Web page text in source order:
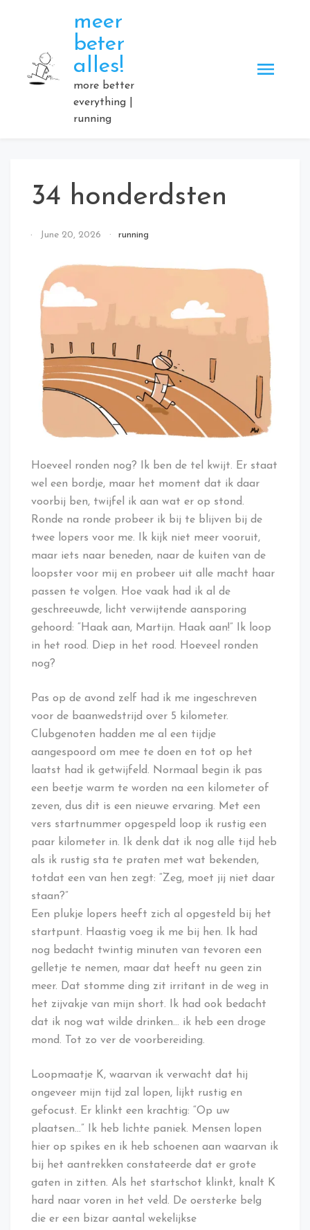
meer
beter
alles!
more better
everything |
running
34 honderdsten
ByJune 20, 2026 running
Hoeveel ronden nog? Ik ben de tel kwijt. Er staat
wel een bordje, maar het moment dat ik daar
voorbij ben, twijfel ik aan wat er op stond.
Ronde na ronde probeer ik bij te blijven bij de
twee lopers voor me. Ik kijk niet meer vooruit,
maar iets naar beneden, naar de kuiten van de
loopster voor mij en probeer uit alle macht haar
passen te volgen. Hoe vaak had ik al de
geschreeuwde, licht verwijtende aansporing
gehoord: “Haak aan, Martijn. Haak aan!” Ik loop
in het rood. Diep in het rood. Hoeveel ronden
nog?
Pas op de avond zelf had ik me ingeschreven
voor de baanwedstrijd over 5 kilometer.
Clubgenoten hadden me al een tijdje
aangespoord om mee te doen en tot op het
laatst had ik getwijfeld. Normaal begin ik pas
een beetje warm te worden na een kilometer of
zeven, dus dit is een nieuwe ervaring. Met een
vers startnummer opgespeld loop ik rustig een
paar kilometer in. Ik denk dat ik nog alle tijd heb
als ik rustig sta te praten met wat bekenden,
totdat een van hen zegt: “Zeg, moet jij niet daar
staan?”
Een plukje lopers heeft zich al opgesteld bij het
startpunt. Haastig voeg ik me bij hen. Ik had
nog bedacht twintig minuten van tevoren een
gelletje te nemen, maar dat heeft nu geen zin
meer. Dat stomme ding zit irritant in de weg in
het zijvakje van mijn short. Ik had ook bedacht
dat ik nog wat wilde drinken… ik heb een droge
mond. Tot zo ver de voorbereiding.
Loopmaatje K, waarvan ik verwacht dat hij
ongeveer mijn tijd zal lopen, lijkt rustig en
gefocust. Er klinkt een krachtig: “Op uw
plaatsen…” Ik heb lichte paniek. Mensen lopen
hier op spikes en ik heb schoenen aan waarvan ik
bij het aantrekken constateerde dat er grote
gaten in zitten. Als het startschot klinkt, knalt K
hard naar voren in het veld. De oersterke belg
die er een bizar aantal wekelijkse